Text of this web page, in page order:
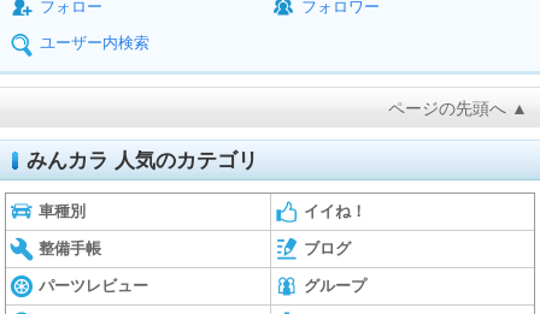
フォロー
フォロワー
ユーザー内検索
ページの先頭へ ▲
みんカラ 人気のカテゴリ
車種別 イイね！
整備手帳 ブログ
パーツレビュー グループ